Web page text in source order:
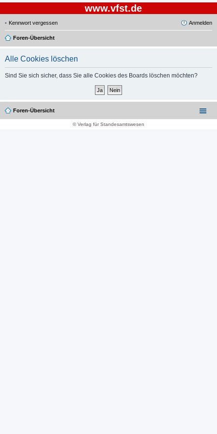
www.vfst.de
Kennwort vergessen Anmelden
Foren-Übersicht
Alle Cookies löschen
Sind Sie sich sicher, dass Sie alle Cookies des Boards löschen möchten?
Foren-Übersicht
© Verlag für Standesamtswesen